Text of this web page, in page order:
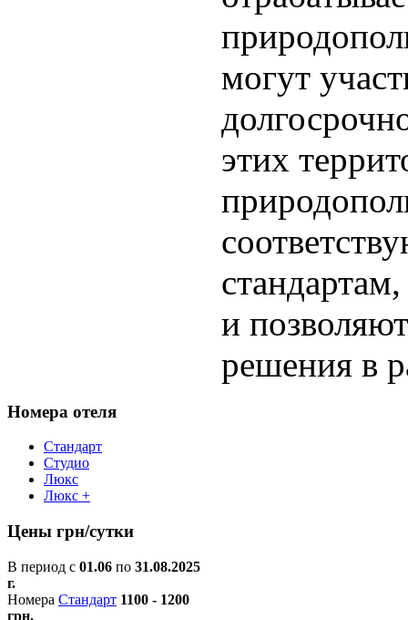
могут
этих
и
решения в
Номера отеля
Стандарт
Студио
Люкс
Люкс +
Цены грн/сутки
В период с 01.06 по 31.08.2025
г.
Номера Стандарт 1100 - 1200
грн.